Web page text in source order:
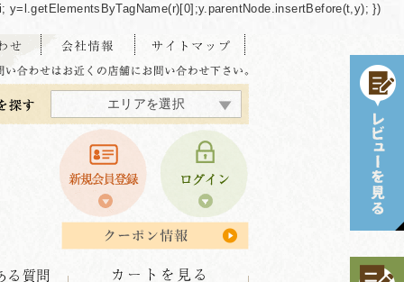
})
エリアを選択
北海道エリア
東北エリア
関東エリア
東海・北陸エリア
関西エリア
中四国エリア
九州エリア
沖縄エリア